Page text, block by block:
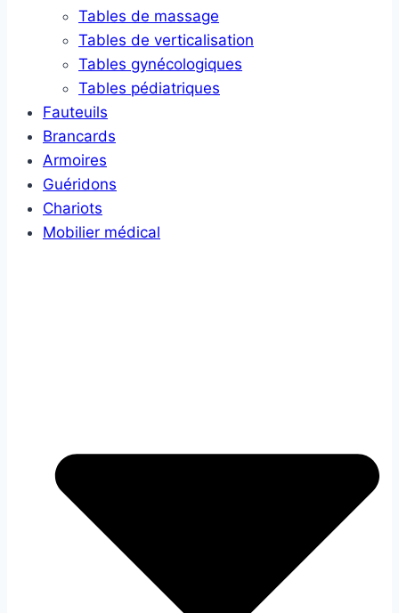
Tables de massage
Tables de verticalisation
Tables gynécologiques
Tables pédiatriques
Fauteuils
Brancards
Armoires
Guéridons
Chariots
Mobilier médical